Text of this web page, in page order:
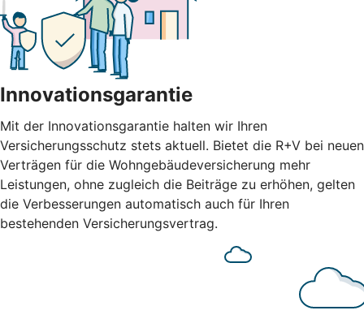
Innovationsgarantie
Mit der Innovationsgarantie halten wir Ihren
Versicherungsschutz stets aktuell. Bietet die R+V bei neuen
Verträgen für die Wohngebäudeversicherung mehr
Leistungen, ohne zugleich die Beiträge zu erhöhen, gelten
die Verbesserungen automatisch auch für Ihren
bestehenden Versicherungsvertrag.